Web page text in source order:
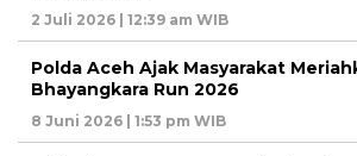
2 Juli 2026 | 12:39 am WIB
Polda Aceh Ajak Masyarakat
Bhayangkara Run 2026
8 Juni 2026 | 1:53 pm WIB